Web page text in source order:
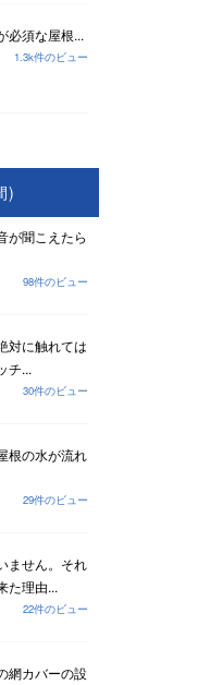
必須な屋根...
1.3k件のビュー
)
が聞こえたら
98件のビュー
対に触れては
チ...
30件のビュー
根の水が流れ
29件のビュー
ません。それ
た理由...
22件のビュー
網カバーの設